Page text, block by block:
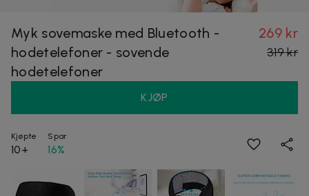
Myk sovemaske med Bluetooth -
hodetelefoner - sovende
hodetelefoner
269 kr
319 kr
KJØP
Kjøpte
10+
Spar
16%